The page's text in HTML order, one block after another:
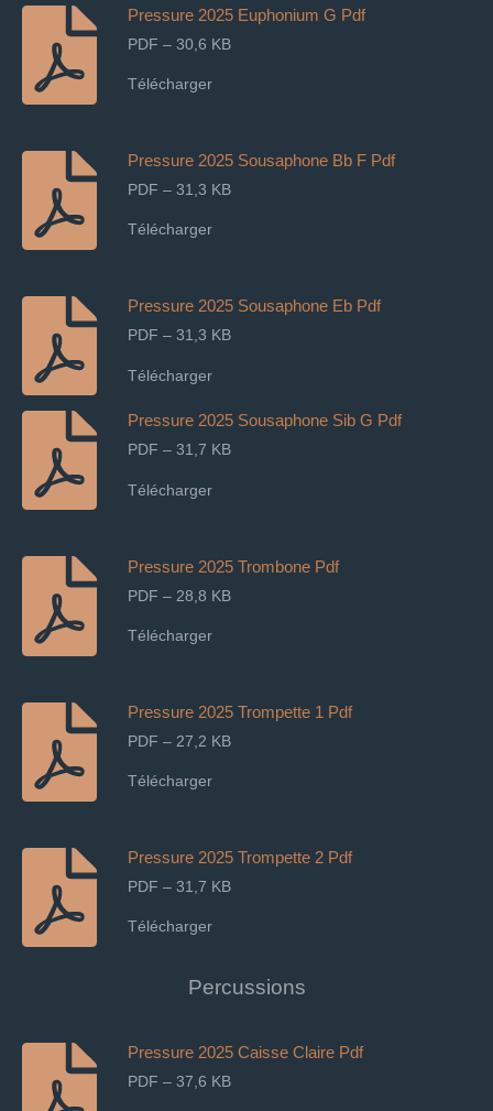
Pressure 2025 Euphonium G Pdf
PDF – 30,6 KB
Télécharger
Pressure 2025 Sousaphone Bb F Pdf
PDF – 31,3 KB
Télécharger
Pressure 2025 Sousaphone Eb Pdf
PDF – 31,3 KB
Télécharger
Pressure 2025 Sousaphone Sib G Pdf
PDF – 31,7 KB
Télécharger
Pressure 2025 Trombone Pdf
PDF – 28,8 KB
Télécharger
Pressure 2025 Trompette 1 Pdf
PDF – 27,2 KB
Télécharger
Pressure 2025 Trompette 2 Pdf
PDF – 31,7 KB
Télécharger
Percussions
Pressure 2025 Caisse Claire Pdf
PDF – 37,6 KB